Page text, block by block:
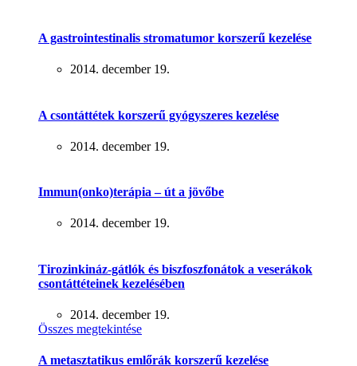
A gastrointestinalis stromatumor korszerű kezelése
2014. december 19.
A csontáttétek korszerű gyógyszeres kezelése
2014. december 19.
Immun(onko)terápia – út a jövőbe
2014. december 19.
Tirozinkináz-gátlók és biszfoszfonátok a veserákok
csontáttéteinek kezelésében
2014. december 19.
Összes megtekintése
A metasztatikus emlőrák korszerű kezelése